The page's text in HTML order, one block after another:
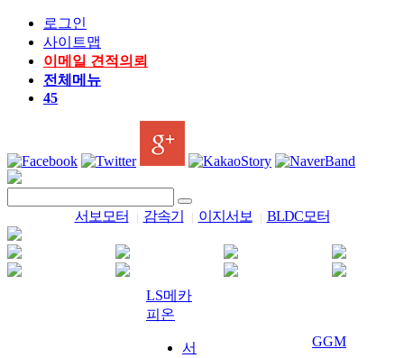
로그인
사이트맵
이메일 견적의뢰
전체메뉴
45
서보모터 감속기 이지서보 BLDC모터
LS메카
피온
서
GGM